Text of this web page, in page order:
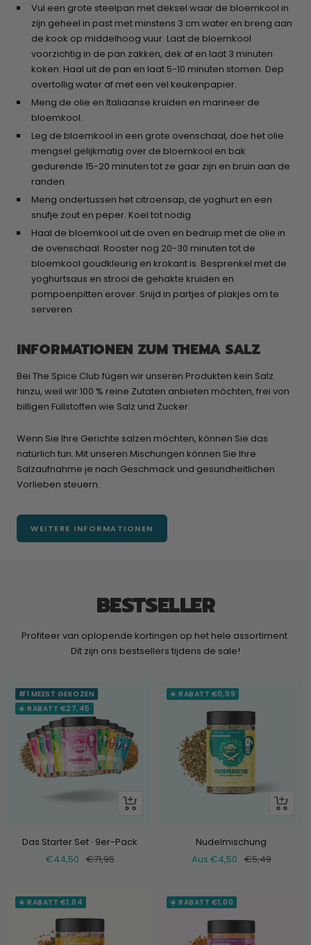
Vul een grote steelpan met deksel waar de bloemkool in
zijn geheel in past met minstens 3 cm water en breng aan
de kook op middelhoog vuur. Laat de bloemkool
voorzichtig in de pan zakken, dek af en laat 3 minuten
koken. Haal uit de pan en laat 5-10 minuten stomen. Dep
overtollig water af met een vel keukenpapier.
Meng de olie en Italiaanse kruiden en marineer de
bloemkool.
Leg de bloemkool in een grote ovenschaal, doe het olie
mengsel gelijkmatig over de bloemkool en bak
gedurende 15-20 minuten tot ze gaar zijn en bruin aan de
randen.
Meng ondertussen het citroensap, de yoghurt en een
snufje zout en peper. Koel tot nodig.
Haal de bloemkool uit de oven en bedruip met de olie in
de ovenschaal. Rooster nog 20-30 minuten tot de
bloemkool goudkleurig en krokant is. Besprenkel met de
yoghurtsaus en strooi de gehakte kruiden en
pompoenpitten erover. Snijd in partjes of plakjes om te
serveren.
INFORMATIONEN ZUM THEMA SALZ
Bei The Spice Club fügen wir unseren Produkten kein Salz
hinzu, weil wir 100 % reine Zutaten anbieten möchten, frei von
billigen Füllstoffen wie Salz und Zucker.
Wenn Sie Ihre Gerichte salzen möchten, können Sie das
natürlich tun. Mit unseren Mischungen können Sie Ihre
Salzaufnahme je nach Geschmack und gesundheitlichen
Vorlieben steuern.
WEITERE INFORMATIONEN
BESTSELLER
Profiteer van oplopende kortingen op het hele assortiment.
Dit zijn ons bestsellers tijdens de sale!
#1 MEEST GEKOZEN
☀️ RABATT €27,45
+
Das Starter Set · 9er-Pack
Verkaufspreis
€44,50 Normaler
€71,95
☀️ RABATT €0,99
Schau
Nudelmischung
Verkaufspreis
Aus €4,50 Normaler
€5,49
☀️ RABATT €1,04 ☀️ RABATT €1,00